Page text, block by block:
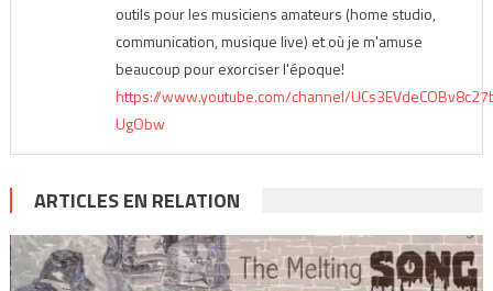
outils pour les musiciens amateurs (home studio,
communication, musique live) et où je m'amuse
beaucoup pour exorciser l'époque!
https://www.youtube.com/channel/
UgObw
ARTICLES EN RELATION